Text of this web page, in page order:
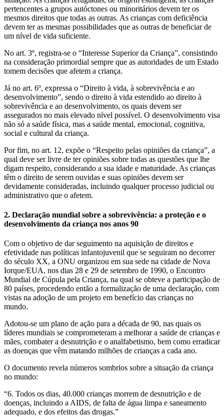
pertencentes a grupos autóctones ou minoritários devem ter os
mesmos direitos que todas as outras. As crianças com deficiência
devem ter as mesmas possibilidades que as outras de beneficiar de
um nível de vida suficiente.
No art. 3º, registra-se o “Interesse Superior da Criança”, consistindo
na consideração primordial sempre que as autoridades de um Estado
tomem decisões que afetem a criança.
Já no art. 6º, expressa o “Direito à vida, à sobrevivência e ao
desenvolvimento”, sendo o direito à vida estendido ao direito à
sobrevivência e ao desenvolvimento, os quais devem ser
assegurados no mais elevado nível possível. O desenvolvimento visa
não só a saúde física, mas a saúde mental, emocional, cognitiva,
social e cultural da criança.
Por fim, no art. 12, expõe o “Respeito pelas opiniões da criança”, a
qual deve ser livre de ter opiniões sobre todas as questões que lhe
digam respeito, considerando a sua idade e maturidade. As crianças
têm o direito de serem ouvidas e suas opiniões devem ser
devidamente consideradas, incluindo qualquer processo judicial ou
administrativo que o afetem.
2. Declaração mundial sobre a sobrevivência: a proteção e o
desenvolvimento da criança nos anos 90
Com o objetivo de dar seguimento na aquisição de direitos e
efetividade nas políticas infantojuvenil que se seguiram no decorrer
do século XX, a ONU organizou em sua sede na cidade de Nova
Iorque/EUA, nos dias 28 e 29 de setembro de 1990, o Encontro
Mundial de Cúpula pela Criança, na qual se obteve a participação de
80 países, procedendo então a formalização de uma declaração, com
vistas na adoção de um projeto em benefício das crianças no
mundo.
Adotou-se um plano de ação para a década de 90, nas quais os
líderes mundiais se comprometeram a melhorar a saúde de crianças e
mães, combater a desnutrição e o analfabetismo, bem como erradicar
as doenças que vêm matando milhões de crianças a cada ano.
O documento revela números sombrios sobre a situação da criança
no mundo:
“6. Todos os dias, 40.000 crianças morrem de desnutrição e de
doenças, incluindo a AIDS, de falta de água limpa e saneamento
adequado, e dos efeitos das drogas.”